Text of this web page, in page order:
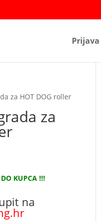
za HOT DOG roller
za
KUPCA !!!
na